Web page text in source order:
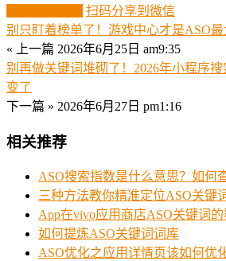
扫码分享到微信
别只盯着榜单了！游戏中心才是ASO最
« 上一篇 2026年6月25日 am9:35
别再做关键词堆砌了！2026年小程序
变了
下一篇 » 2026年6月27日 pm1:16
相关推荐
ASO搜索指数是什么意思？如何
三种方法教你精准定位ASO关键
App在vivo应用商店ASO关键词
如何提炼ASO关键词词库
ASO优化之应用详情页该如何优